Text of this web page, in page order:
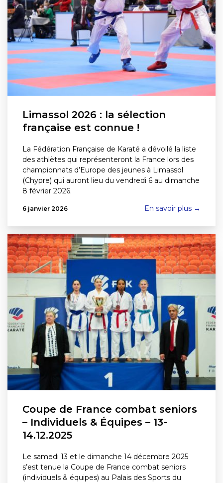
Limassol 2026 : la sélection
française est connue !
La Fédération Française de Karaté a dévoilé la liste
des athlètes qui représenteront la France lors des
championnats d’Europe des jeunes à Limassol
(Chypre) qui auront lieu du vendredi 6 au dimanche
8 février 2026.
6 janvier 2026 En savoir plus →
Coupe de France combat seniors
– Individuels & Équipes – 13-
14.12.2025
Le samedi 13 et le dimanche 14 décembre 2025
s’est tenue la Coupe de France combat seniors
(individuels & équipes) au Palais des Sports du